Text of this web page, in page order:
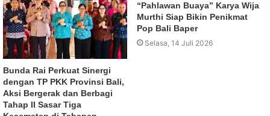
Bunda Rai Perkuat Sinergi
dengan TP PKK Provinsi Bali,
Aksi Bergerak dan Berbagi
Tahap II Sasar Tiga
“Pahlawan Buaya” Karya Wija
Murthi Siap Bikin Penikmat
Pop Bali Baper
Selasa, 14 Juli 2026